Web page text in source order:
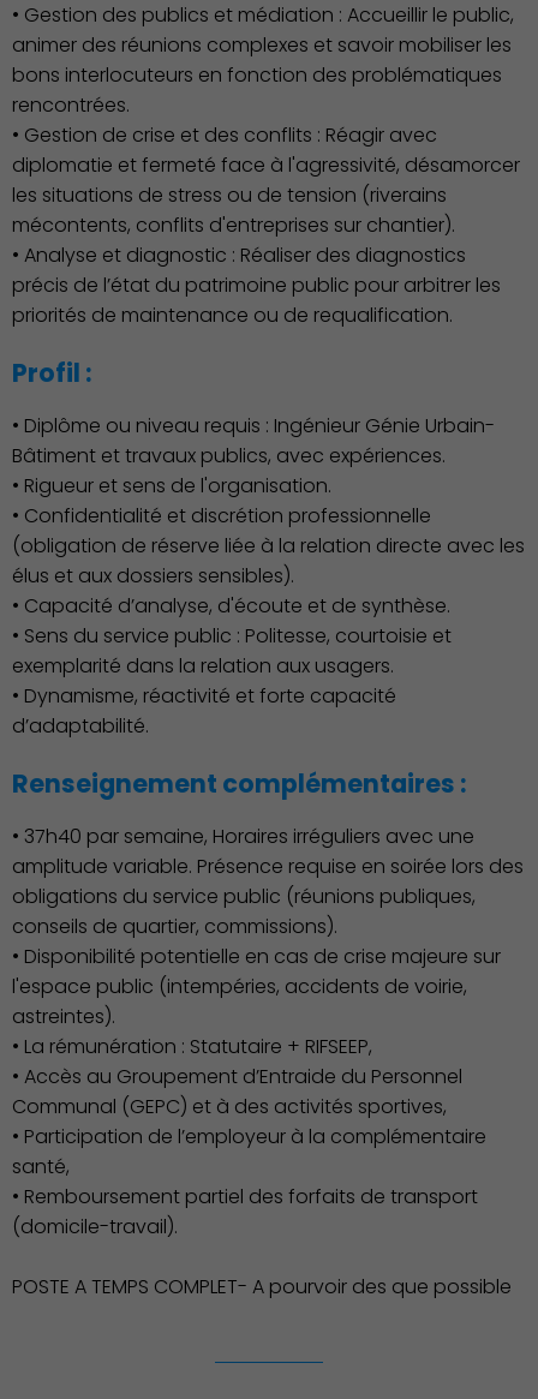
Associations et Sports
• Gestion des publics et médiation : Accueillir le public,
animer des réunions complexes et savoir mobiliser les
bons interlocuteurs en fonction des problématiques
rencontrées.
• Gestion de crise et des conflits : Réagir avec
diplomatie et fermeté face à l'agressivité, désamorcer
les situations de stress ou de tension (riverains
mécontents, conflits d'entreprises sur chantier).
• Analyse et diagnostic : Réaliser des diagnostics
précis de l’état du patrimoine public pour arbitrer les
priorités de maintenance ou de requalification.
Profil :
• Diplôme ou niveau requis : Ingénieur Génie Urbain-
Bâtiment et travaux publics, avec expériences.
• Rigueur et sens de l'organisation.
• Confidentialité et discrétion professionnelle
(obligation de réserve liée à la relation directe avec les
élus et aux dossiers sensibles).
• Capacité d’analyse, d'écoute et de synthèse.
• Sens du service public : Politesse, courtoisie et
exemplarité dans la relation aux usagers.
• Dynamisme, réactivité et forte capacité
d’adaptabilité.
Renseignement complémentaires :
• 37h40 par semaine, Horaires irréguliers avec une
amplitude variable. Présence requise en soirée lors des
obligations du service public (réunions publiques,
conseils de quartier, commissions).
• Disponibilité potentielle en cas de crise majeure sur
l'espace public (intempéries, accidents de voirie,
astreintes).
• La rémunération : Statutaire + RIFSEEP,
• Accès au Groupement d’Entraide du Personnel
Communal (GEPC) et à des activités sportives,
• Participation de l’employeur à la complémentaire
santé,
• Remboursement partiel des forfaits de transport
(domicile-travail).
POSTE A TEMPS COMPLET- A pourvoir des que possible